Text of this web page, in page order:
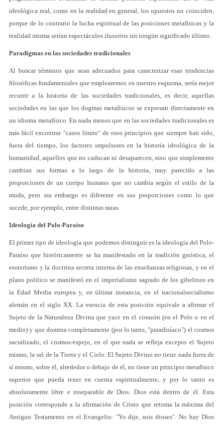
ideológica real, como en la realidad en general, los opuestos no coinciden,
porque de lo contrario la lucha espiritual de las posiciones metafísicas y la
realidad misma serían espectáculos ilusorios sin ningún significado último.
Paradigmas en las sociedades tradicionales
Al buscar términos que sean adecuados para caracterizar esas tendencias
filosóficas fundamentales que emplearemos en nuestro esquema, sería mejor
recurrir a la historia de las sociedades tradicionales, es decir, aquellas
sociedades en las que los dogmas metafísicos se expresan directamente en
un idioma metafísico. En nada menos que en las sociedades tradicionales es
más fácil encontrar "casos límite" de esos principios que siempre han sido,
fuera del tiempo, los factores impulsores en la historia ideológica de la
humanidad, aquellos que no caducan ni desaparecen, sino que simplemente
cambian sus formas a lo largo de la historia, muy parecido a las
proporciones de un cuerpo humano que no cambia según el estilo de la
moda, pero sin embargo es diferente en sus proporciones como lo que
sucede, por ejemplo, entre distintas razas.
Ideología del Polo-Paraíso
El primer tipo de ideología que podemos distinguir es la ideología del Polo-
Paraíso que históricamente se ha manifestado en la tradición gnóstica, el
esoterismo y la doctrina secreta interna de las enseñanzas religiosas, y en el
plano político se manifestó en el imperialismo sagrado de los gibelinos en
la Edad Media europea y, en última instancia, en el nacionalsocialismo
alemán en el siglo XX. La esencia de esta posición equivale a afirmar el
Sujeto de la Naturaleza Divina que yace en el corazón (en el Polo o en el
medio) y que domina completamente (por lo tanto, "paradisíaco") el cosmos
sacralizado, el cosmos-espejo, en el que nada se refleja excepto el Sujeto
mismo, la sal de la Tierra y el Cielo. El Sujeto Divino no tiene nada fuera de
sí mismo, sobre él, alrededor o debajo de él, no tiene un principio metafísico
superior que pueda tener en cuenta espiritualmente, y por lo tanto es
absolutamente libre e inseparable de Dios. Dios está dentro de él. Esta
posición corresponde a la afirmación de Cristo que retoma la máxima del
Antiguo Testamento en el Evangelio: "Yo dije, sois dioses". No hay Dios